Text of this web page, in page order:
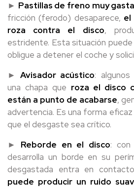
► Pastillas de freno muy
fricción (ferodo) desaparece, el
roza contra el disco,
estridente. Esta situación
obligue a detener el coche y
►Avisador acústico: algunos
una chapa que roza el disco
están a punto de acabarse,
advertencia. Es una forma
que el desgaste sea crítico.
► Reborde en el disco:
desarrolla un borde en su
desgastada entra en
puede producir un ruido